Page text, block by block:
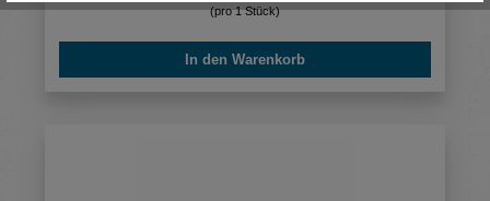
(pro 1 Stück)
In den Warenkorb